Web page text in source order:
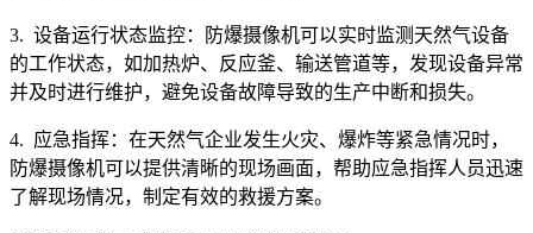
3. 设备运行状态监控：防爆摄像机可以实时监测天然气设备
的工作状态，如加热炉、反应釜、输送管道等，发现设备异常
并及时进行维护，避免设备故障导致的生产中断和损失。
4. 应急指挥：在天然气企业发生火灾、爆炸等紧急情况时，
防爆摄像机可以提供清晰的现场画面，帮助应急指挥人员迅速
了解现场情况，制定有效的救援方案。